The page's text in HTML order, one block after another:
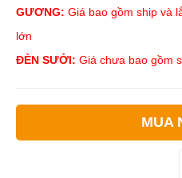
GƯƠNG: Giá bao gồm ship và
lớn
ĐÈN SƯỞI: Giá chưa bao gồm
MUA